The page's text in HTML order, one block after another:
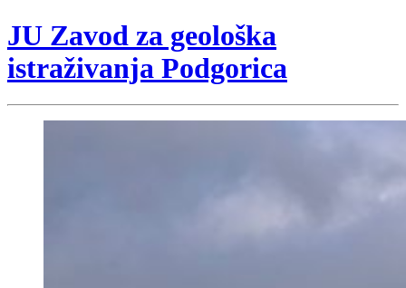
JU Zavod za geološka
istraživanja Podgorica